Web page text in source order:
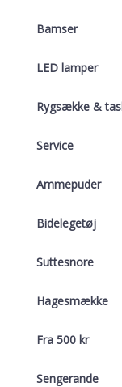
Bamser
LED lamper
Rygsække &
Service
Ammepuder
Bidelegetøj
Suttesnore
Hagesmække
Fra 500 kr
Sengerande